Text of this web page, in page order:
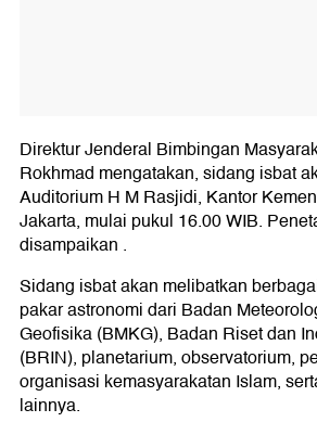
Direktur Jenderal Bimbingan
Rokhmad mengatakan, sidang isbat
Auditorium H M Rasjidi, Kantor
Jakarta, mulai pukul 16.00 WIB.
disampaikan .
Sidang isbat akan melibatkan
pakar astronomi dari Badan
Geofisika (BMKG), Badan Riset dan
(BRIN), planetarium, observatorium,
organisasi kemasyarakatan Islam,
lainnya.